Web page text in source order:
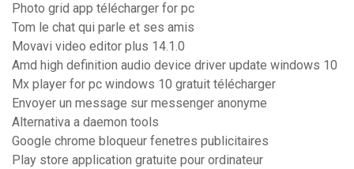
Photo grid app télécharger for pc
Tom le chat qui parle et ses amis
Movavi video editor plus 14.1.0
Amd high definition audio device driver update windows 10
Mx player for pc windows 10 gratuit télécharger
Envoyer un message sur messenger anonyme
Alternativa a daemon tools
Google chrome bloqueur fenetres publicitaires
Play store application gratuite pour ordinateur